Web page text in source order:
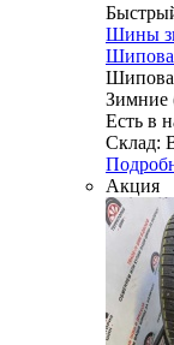
Шины
Зимние
Есть в
Склад:
Акция